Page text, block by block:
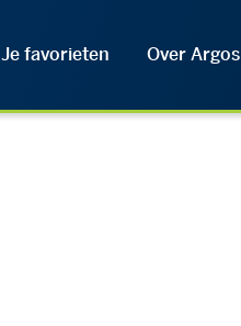
Je favorieten Over Argos